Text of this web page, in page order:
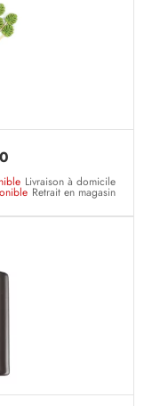
Livraison à domicile
Retrait en magasin